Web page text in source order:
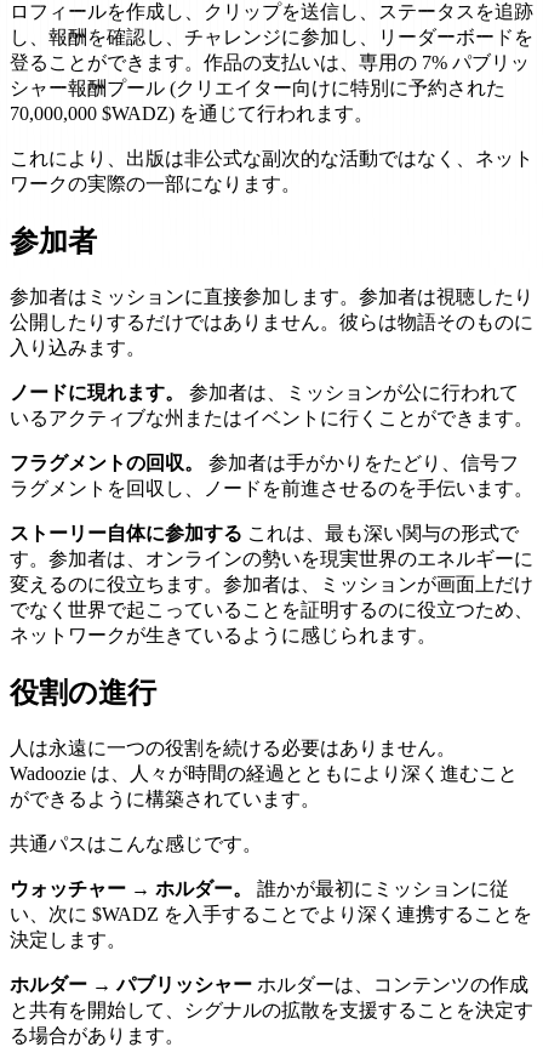
ロフィールを作成し、クリップを送信し、ステータスを追跡
し、報酬を確認し、チャレンジに参加し、リーダーボードを
登ることができます。作品の支払いは、専用の 7% パブリッ
シャー報酬プール (クリエイター向けに特別に予約された
70,000,000 $WADZ) を通じて行われます。
これにより、出版は非公式な副次的な活動ではなく、ネット
ワークの実際の一部になります。
参加者
参加者はミッションに直接参加します。参加者は視聴したり
公開したりするだけではありません。彼らは物語そのものに
入り込みます。
ノードに現れます。
参加者は、ミッションが公に行われて
いるアクティブな州またはイベントに行くことができます。
フラグメントの回収。
参加者は手がかりをたどり、信号フ
ラグメントを回収し、ノードを前進させるのを手伝います。
ストーリー自体に参加する これは、最も深い関与の形式で
す。参加者は、オンラインの勢いを現実世界のエネルギーに
変えるのに役立ちます。参加者は、ミッションが画面上だけ
でなく世界で起こっていることを証明するのに役立つため、
ネットワークが生きているように感じられます。
役割の進行
人は永遠に一つの役割を続ける必要はありません。
Wadoozie は、人々が時間の経過とともにより深く進むこと
ができるように構築されています。
共通パスはこんな感じです。
ウォッチャー → ホルダー。
誰かが最初にミッションに従
い、次に $WADZ を入手することでより深く連携することを
決定します。
ホルダー → パブリッシャー ホルダーは、コンテンツの作成
と共有を開始して、シグナルの拡散を支援することを決定す
る場合があります。